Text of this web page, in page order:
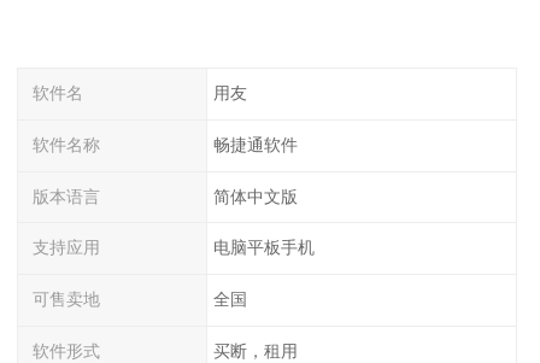
软件名 用友
软件名称 畅捷通软件
版本语言 简体中文版
支持应用 电脑平板手机
可售卖地 全国
软件形式 买断，租用